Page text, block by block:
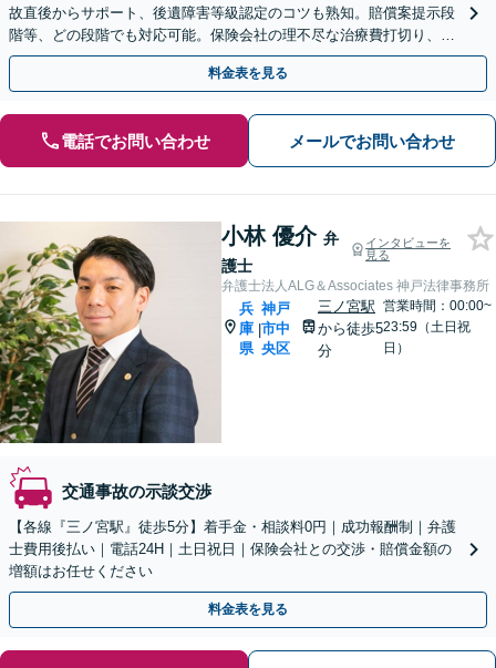
故直後からサポート、後遺障害等級認定のコツも熟知。賠償案提示段
階等、どの段階でも対応可能。保険会社の理不尽な治療費打切り、減
額と長年戦ってきた経験をもとに、粘り強く戦います。
料金表を見る
電話でお問い合わせ メールでお問い合わせ
小林 優介 弁
護士
インタビューを
見る
弁護士法人ALG＆Associates 神戸法律事務所
兵
庫
県
|
神戸
市中
央区
三ノ宮駅
から徒歩5
分
営業時間：00:00~
23:59（土日祝
日）
交通事故の示談交渉
【各線『三ノ宮駅』徒歩5分】着手金・相談料0円｜成功報酬制｜弁護
士費用後払い｜電話24H｜土日祝日｜保険会社との交渉・賠償金額の
増額はお任せください
料金表を見る